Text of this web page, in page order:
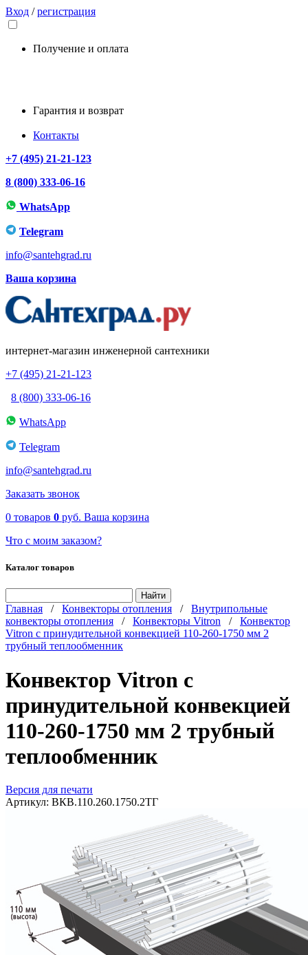
Вход /регистрация
Получение и оплата
Гарантия и возврат
Контакты
+7 (495) 21-21-123
8 (800) 333-06-16
WhatsApp
Telegram
info@santehgrad.ru
Ваша корзина
интернет-магазин инженерной сантехники
+7 (495) 21-21-123
8 (800) 333-06-16
WhatsApp
Telegram
info@santehgrad.ru
Заказать звонок
0 товаров 0 руб. Ваша корзина
Что с моим заказом?
Каталог товаров
Главная / Конвекторы отопления / Внутрипольные
конвекторы отопления / Конвекторы Vitron / Конвектор
Vitron с принудительной конвекцией 110-260-1750 мм 2
трубный теплообменник
Конвектор Vitron с
принудительной конвекцией
110-260-1750 мм 2 трубный
теплообменник
Версия для печати
Артикул: ВКВ.110.260.1750.2ТГ